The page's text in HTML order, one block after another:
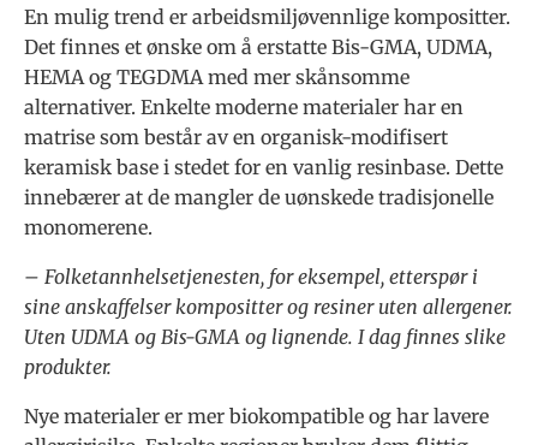
En mulig trend er arbeidsmiljøvennlige kompositter.
Det finnes et ønske om å erstatte Bis-GMA, UDMA,
HEMA og TEGDMA med mer skånsomme
alternativer. Enkelte moderne materialer har en
matrise som består av en organisk-modifisert
keramisk base i stedet for en vanlig resinbase. Dette
innebærer at de mangler de uønskede tradisjonelle
monomerene.
– Folketannhelsetjenesten, for eksempel, etterspør i
sine anskaffelser kompositter og resiner uten allergener.
Uten UDMA og Bis-GMA og lignende. I dag finnes slike
produkter.
Nye materialer er mer biokompatible og har lavere